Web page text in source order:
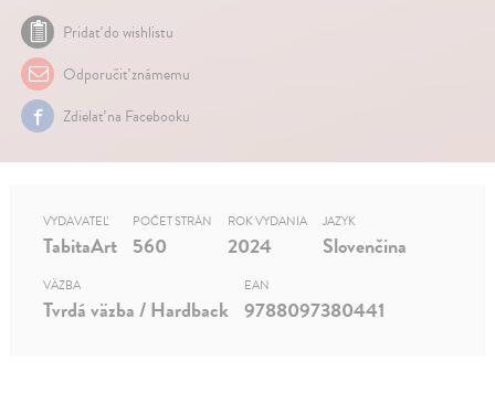
Pridať do wishlistu
Odporučiť známemu
Zdielať na Facebooku
VYDAVATEĽ
TabitaArt
POČET STRÁN
560
ROK VYDANIA
2024
JAZYK
Slovenčina
VÄZBA
Tvrdá väzba / Hardback
EAN
9788097380441